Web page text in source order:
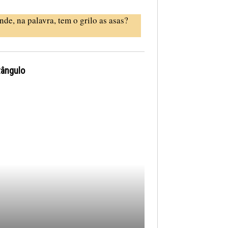
na palavra, tem o grilo as asas?